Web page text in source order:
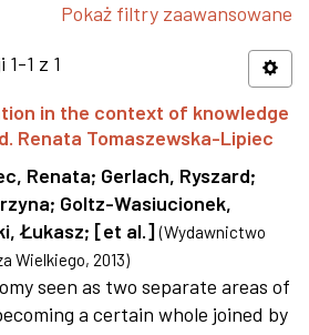
Pokaż filtry zaawansowane
1 z 1
in the context of knowledge
Renata Tomaszewska-Lipiec
Renata; Gerlach, Ryszard;
; Goltz-Wasiucionek,
Łukasz; [et al.] (Wydawnictwo
Wielkiego, 2013)
seen as two separate areas of
a certain whole joined by